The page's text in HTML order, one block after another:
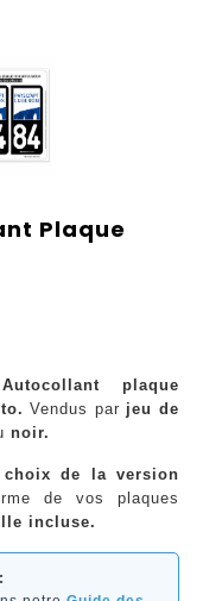
Plaque
plaque
Vendus par jeu de
noir.
choix de la version
de vos plaques
incluse.